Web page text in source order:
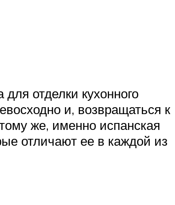
отделки кухонного
и, возвращаться к
же, именно испанская
отличают ее в каждой из